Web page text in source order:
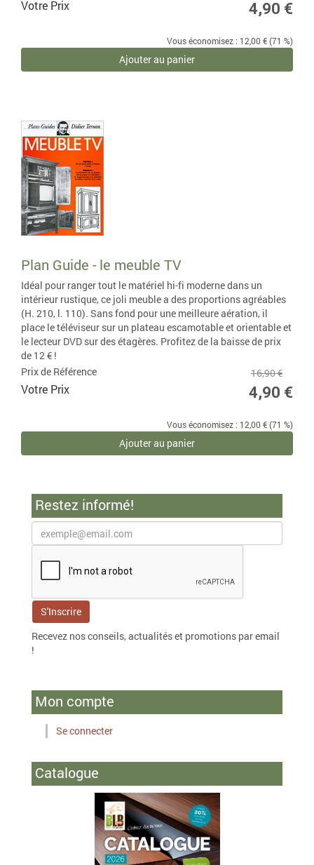
Votre Prix 4,90 €
Vous économisez : 12,00 € (71 %)
Ajouter au panier
Plan Guide - le meuble TV
Idéal pour ranger tout le matériel hi-fi moderne dans un
intérieur rustique, ce joli meuble a des proportions agréables
(H. 210, l. 110). Sans fond pour une meilleure aération, il
place le téléviseur sur un plateau escamotable et orientable et
le lecteur DVD sur des étagères. Profitez de la baisse de prix
de 12 € !
Prix de Référence
16,90 €
Votre Prix 4,90 €
Vous économisez : 12,00 € (71 %)
Ajouter au panier
Restez informé!
Recevez nos conseils, actualités et promotions par email
!
Mon compte
Se connecter
Catalogue